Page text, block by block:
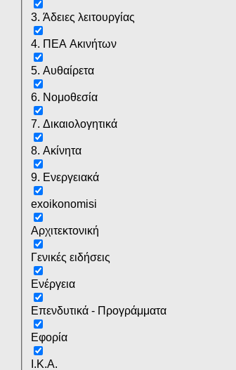
3. Άδειες λειτουργίας
4. ΠΕΑ Ακινήτων
5. Αυθαίρετα
6. Νομοθεσία
7. Δικαιολογητικά
8. Ακίνητα
9. Ενεργειακά
exoikonomisi
Αρχιτεκτονική
Γενικές ειδήσεις
Ενέργεια
Επενδυτικά - Προγράμματα
Εφορία
Ι.Κ.Α.